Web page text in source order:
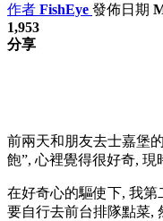
作者 FishEye 發佈日期
1,953
分享
前兩天和朋友去士嘉堡
飽”, 心裡覺得很好奇,
在好奇心的驅使下, 我
要自行去前台排隊點菜,